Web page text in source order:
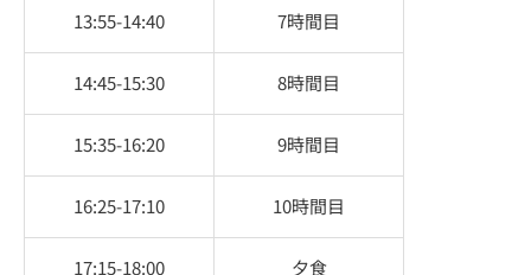
13:55-14:40 7時間目
14:45-15:30 8時間目
15:35-16:20 9時間目
16:25-17:10 10時間目
17:15-18:00 夕食